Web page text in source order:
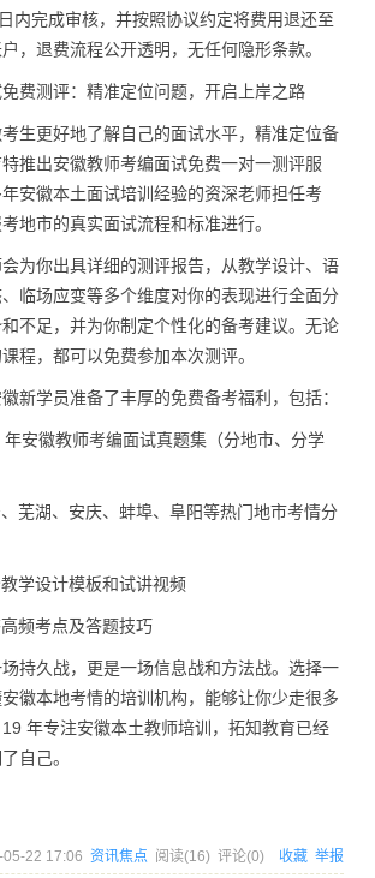
内完成审核，并按照协议约定将费用退还至
，退费流程公开透明，无任何隐形条款。
费测评：精准定位问题，开启上岸之路
生更好地了解自己的面试水平，精准定位备
推出安徽教师考编面试免费一对一测评服
安徽本土面试培训经验的资深老师担任考
地市的真实面试流程和标准进行。
为你出具详细的测评报告，从教学设计、语
临场应变等多个维度对你的表现进行全面分
不足，并为你制定个性化的备考建议。无论
程，都可以免费参加本次测评。
新学员准备了丰厚的免费备考福利，包括：
徽教师考编面试真题集（分地市、分学
湖、安庆、蚌埠、阜阳等热门地市考情分
设计模板和试讲视频
考点及答题技巧
持久战，更是一场信息战和方法战。选择一
徽本地考情的培训机构，能够让你少走很多
年专注安徽本土教师培训，拓知教育已经
自己。
22 17:06 资讯焦点 阅读(16) 评论(0) 收藏 举报